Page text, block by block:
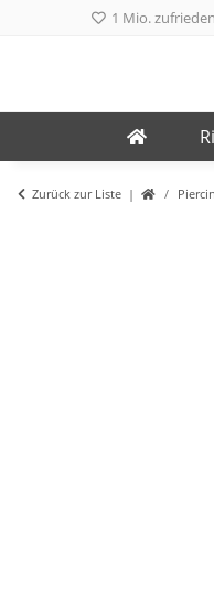
1 Mio.
Zurück zur Liste